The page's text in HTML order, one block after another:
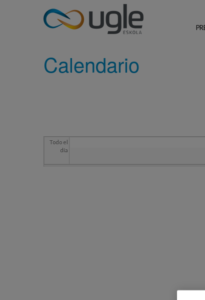
Usted está aquí
INICIO CALENDARIO
Calendario
Todo el
día